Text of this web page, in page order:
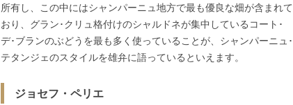
所有し、この中にはシャンパーニュ地方で最も優良な畑が含まれて
おり、グラン･クリュ格付けのシャルドネが集中しているコート･
デ･ブランのぶどうを最も多く使っていることが、シャンパーニュ･
テタンジェのスタイルを雄弁に語っているといえます。
ジョセフ・ペリエ